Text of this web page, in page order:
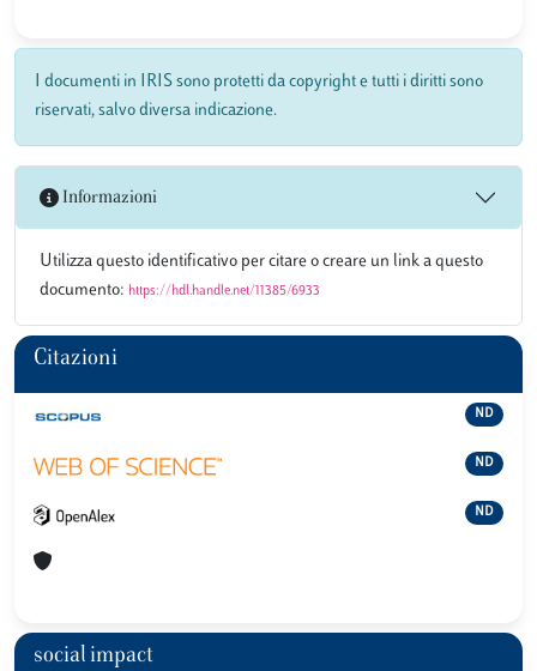
I documenti in IRIS sono protetti da copyright e tutti i diritti sono
riservati, salvo diversa indicazione.
Informazioni
Utilizza questo identificativo per citare o creare un link a questo
documento: https://hdl.handle.net/11385/6933
Citazioni
ND
ND
ND
social impact